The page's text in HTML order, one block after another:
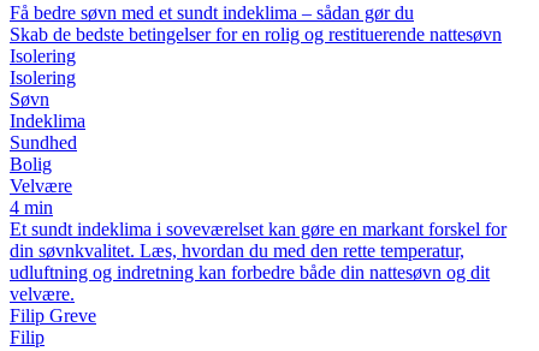
Få bedre søvn med et sundt indeklima – sådan gør du
Skab de bedste betingelser for en rolig og restituerende nattesøvn
Isolering
Isolering
Søvn
Indeklima
Sundhed
Bolig
Velvære
4 min
Et sundt indeklima i soveværelset kan gøre en markant forskel for
din søvnkvalitet. Læs, hvordan du med den rette temperatur,
udluftning og indretning kan forbedre både din nattesøvn og dit
velvære.
Filip Greve
Filip